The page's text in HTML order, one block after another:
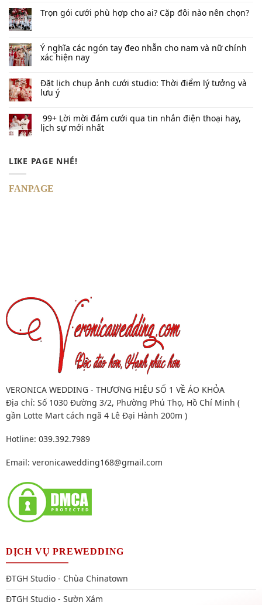
Trọn gói cưới phù hợp cho ai? Cặp đôi nào nên chọn?
Ý nghĩa các ngón tay đeo nhẫn cho nam và nữ chính
xác hiện nay
Đặt lịch chụp ảnh cưới studio: Thời điểm lý tưởng và
lưu ý
99+ Lời mời đám cưới qua tin nhắn​ điện thoại hay,
lịch sự mới nhất
LIKE PAGE NHÉ!
FANPAGE
VERONICA WEDDING - THƯƠNG HIỆU SỐ 1 VỀ ÁO KHỎA
Địa chỉ: Số 1030 Đường 3/2, Phường Phú Thọ, Hồ Chí Minh (
gần Lotte Mart cách ngã 4 Lê Đại Hành 200m )
Hotline: 039.392.7989
Email: veronicawedding168@gmail.com
DỊCH VỤ PREWEDDING
ĐTGH Studio - Chùa Chinatown
ĐTGH Studio - Sườn Xám